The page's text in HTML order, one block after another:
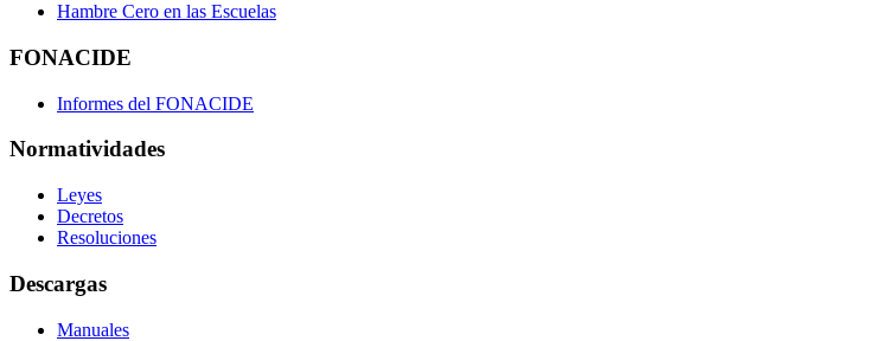
Hambre Cero en las Escuelas
FONACIDE
Informes del FONACIDE
Normatividades
Leyes
Decretos
Resoluciones
Descargas
Manuales